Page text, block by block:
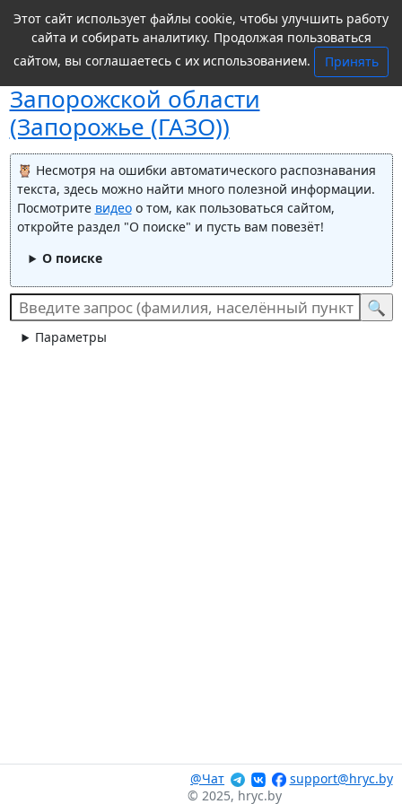
Поиск вГосударственный архив
Запорожской области
(Запорожье (ГАЗО))
Несмотря на ошибки автоматического распознавания
текста, здесь можно найти много полезной информации.
Посмотрите видеоо том, как пользоваться сайтом,
откройте раздел "О поиске" и пусть вам повезёт!
О поиске
Параметры
Этот сайт использует файлы cookie, чтобы улучшить работу
сайта и собирать аналитику. Продолжая пользоваться
сайтом, вы соглашаетесь с их использованием.
Принять
@Чат
support@hryc.by
© 2025, hryc.by